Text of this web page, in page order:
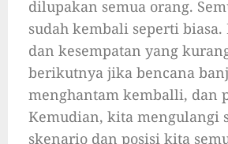
dilupakan semua orang.
sudah kembali seperti biasa.
dan kesempatan yang
berikutnya jika bencana
menghantam kemballi, dan
Kemudian, kita mengulangi
skenario dan posisi kita